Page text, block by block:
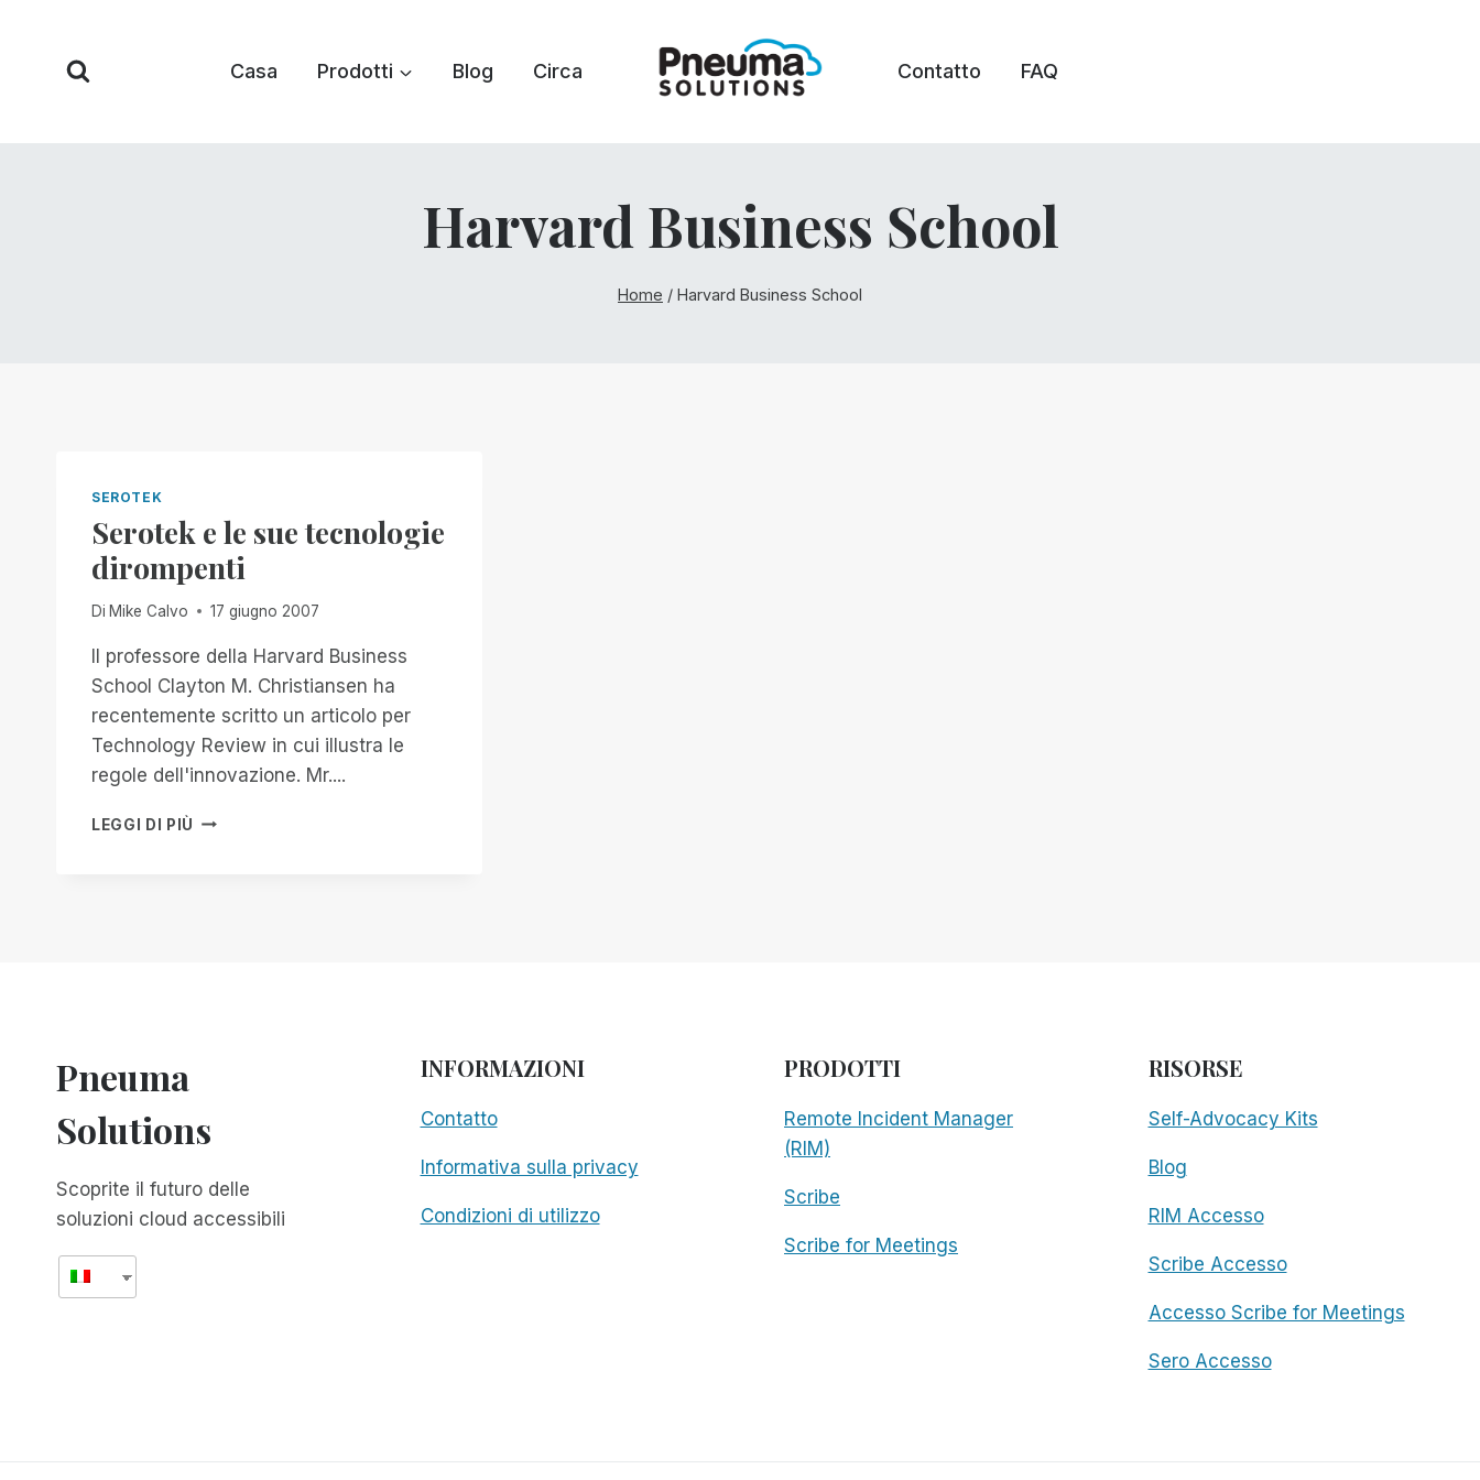
contenuto
Casa Prodotti Blog Circa Contatto FAQ
Harvard Business School
Home / Harvard Business School
SEROTEK
Serotek e le sue tecnologie
dirompenti
Di Mike Calvo 17 giugno 2007
Il professore della Harvard Business
School Clayton M. Christiansen ha
recentemente scritto un articolo per
Technology Review in cui illustra le
regole dell'innovazione. Mr....
LEGGI DI PIÙ SEROTEK
Pneuma
Solutions
Scoprite il futuro delle
soluzioni cloud accessibili
INFORMAZIONI
Contatto
Informativa sulla privacy
Condizioni di utilizzo
PRODOTTI
Remote Incident Manager
(RIM)
Scribe
Scribe for Meetings
RISORSE
Self-Advocacy Kits
Blog
RIM Accesso
Scribe Accesso
Accesso Scribe for Meetings
Sero Accesso